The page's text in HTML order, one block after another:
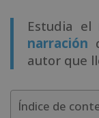
Estudia el
narración
autor que
Índice de